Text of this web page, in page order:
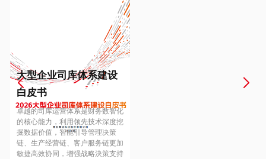
Europe
Hungary
Hong Kong
大型企业司库体系建设
白皮书
卓越的司库运营体系是财务数智化
的核心能力，利用领先技术深度挖
掘数据价值，智能引导管理决策
链、生产经营链、客户服务链更加
敏捷高效协同，增强战略決策支持